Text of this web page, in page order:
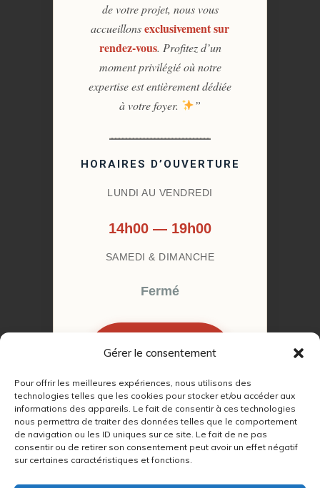
Gérer le consentement
Pour offrir les meilleures expériences, nous utilisons des
technologies telles que les cookies pour stocker et/ou accéder aux
informations des appareils. Le fait de consentir à ces technologies
nous permettra de traiter des données telles que le comportement
de navigation ou les ID uniques sur ce site. Le fait de ne pas
consentir ou de retirer son consentement peut avoir un effet négatif
sur certaines caractéristiques et fonctions.
de votre projet, nous vous
accueillonsexclusivement sur
rendez-vous. Profitez d’un
moment privilégié où notre
expertise est entièrement dédiée
à votre foyer.
”
HORAIRES D’OUVERTURE
LUNDI AU VENDREDI
14h00 — 19h00
SAMEDI & DIMANCHE
Fermé
RENDEZ-VOUS
© 2022 – 2026Autour du Feu 77